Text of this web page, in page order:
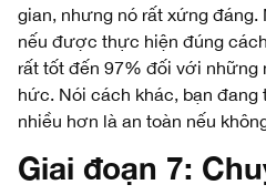
gian, nhưng nó rất xứng đáng.
nếu được thực hiện đúng
rất tốt đến 97% đối với
hức. Nói cách khác, bạn đang
nhiều hơn là an toàn nếu
Giai đoạn 7: